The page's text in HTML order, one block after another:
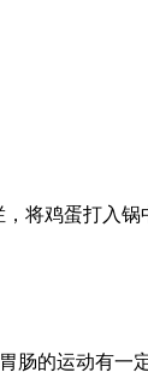
将鸡蛋打入锅
肠的运动有一